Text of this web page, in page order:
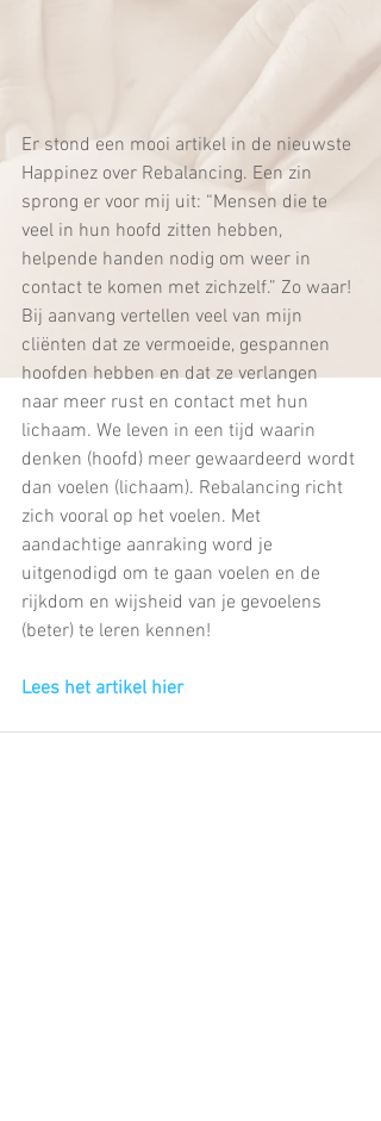
Er stond een mooi artikel in de nieuwste
Happinez over Rebalancing. Een zin
sprong er voor mij uit: “Mensen die te
veel in hun hoofd zitten hebben,
helpende handen nodig om weer in
contact te komen met zichzelf.” Zo waar!
Bij aanvang vertellen veel van mijn
cliënten dat ze vermoeide, gespannen
hoofden hebben en dat ze verlangen
naar meer rust en contact met hun
lichaam. We leven in een tijd waarin
denken (hoofd) meer gewaardeerd wordt
dan voelen (lichaam). Rebalancing richt
zich vooral op het voelen. Met
aandachtige aanraking word je
uitgenodigd om te gaan voelen en de
rijkdom en wijsheid van je gevoelens
(beter) te leren kennen!
Lees het artikel hier